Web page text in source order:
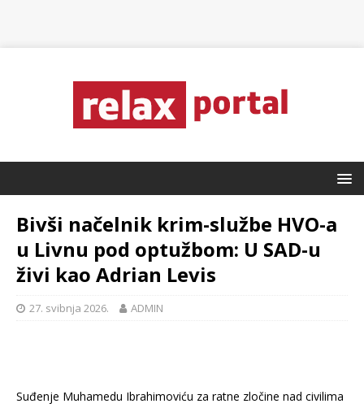
Bivši načelnik krim-službe HVO-a
u Livnu pod optužbom: U SAD-u
živi kao Adrian Levis
27. svibnja 2026. ADMIN
Suđenje Muhamedu Ibrahimoviću za ratne zločine nad civilima